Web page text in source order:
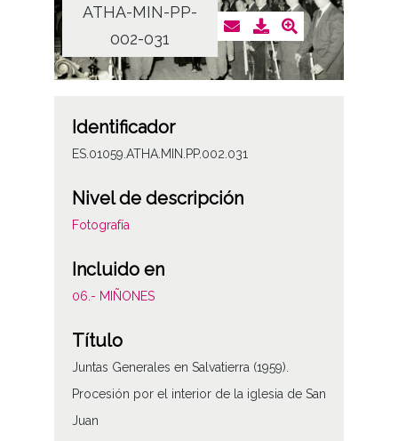
ATHA-MIN-PP-
002-031
Identificador
ES.01059.ATHA.MIN.PP.002.031
Nivel de descripción
Fotografía
Incluido en
06.- MIÑONES
Título
Juntas Generales en Salvatierra (1959).
Procesión por el interior de la iglesia de San
Juan